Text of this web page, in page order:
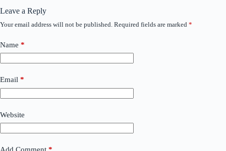
Leave a Reply
Your email address will not be published. Required fields are marked *
Name *
Email *
Website